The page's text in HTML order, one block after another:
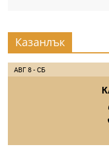
Казанлък
АВГ 8 - СБ